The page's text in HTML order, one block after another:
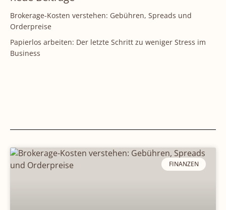
Brokerage-Kosten verstehen: Gebühren, Spreads und
Orderpreise
Papierlos arbeiten: Der letzte Schritt zu weniger Stress im
Business
FINANZEN